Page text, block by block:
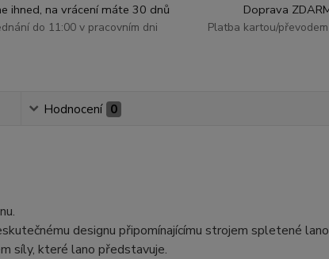
ihned, na vrácení máte 30 dnů
do 11:00 v pracovním dni
Doprava
Platba kartou/
Hodnocení 0
designu připomínajícímu strojem spletené
síly, které lano představuje.